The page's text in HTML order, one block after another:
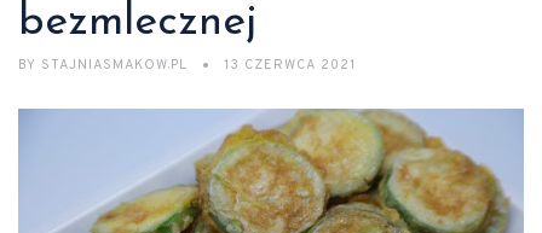
bezmlecznej
BY STAJNIASMAKOW.PL 13 CZERWCA 2021